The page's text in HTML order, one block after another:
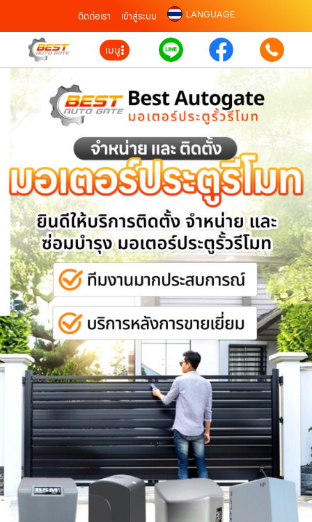
ติดต่อเรา เข้าสู่ระบบ LANGUAGE
เมนู